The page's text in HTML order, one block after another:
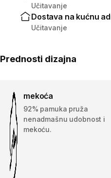
Učitavanje
Dostava na kućnu
Učitavanje
Prednosti dizajna
mekoća
92% pamuka pruža
nenadmašnu udobnost i
mekoću.